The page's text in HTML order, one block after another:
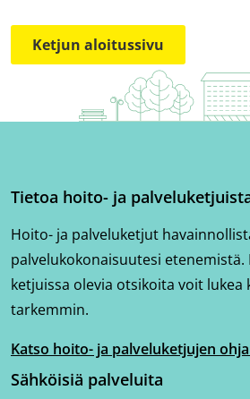
Ketjun aloitussivu
Tietoa hoito- ja
Hoito- ja palveluketjut
palvelukokonaisuutesi etenemistä.
ketjuissa olevia otsikoita voit lukea
tarkemmin.
Katso hoito- ja palveluketjujen
(avautuu
uuteen
Sähköisiä palveluita